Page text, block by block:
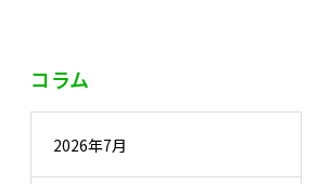
コラム
2026年7月